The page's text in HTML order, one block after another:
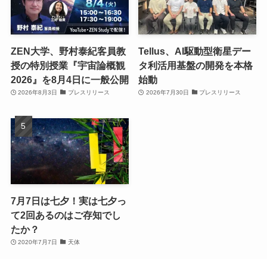
ZEN大学、野村泰紀客員教
授の特別授業『宇宙論概観
2026』を8月4日に一般公開
2026年8月3日 プレスリリース
Tellus、AI駆動型衛星デー
タ利活用基盤の開発を本格
始動
2026年7月30日 プレスリリース
7月7日は七夕！実は七夕っ
て2回あるのはご存知でし
たか？
2020年7月7日 天体